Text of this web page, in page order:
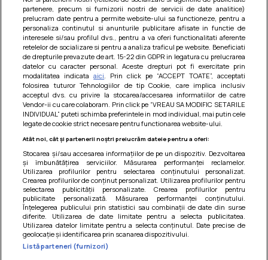
Barcute din vinete cu arpagic rosu
Un deliciu usor de preparat!
Termeni si conditii |
partenere, precum si furnizorii nostri de servicii de date analitice)
prelucram date pentru a permite website-ului sa functioneze, pentru a
personaliza continutul si anunturile publicitare afisate in functie de
interesele si/sau profilul dvs., pentru a va oferi functionalitati aferente
retelelor de socializare si pentru a analiza traficul pe website. Beneficiati
de drepturile prevazute de art. 15-22 din GDPR in legatura cu prelucrarea
datelor cu caracter personal. Aceste drepturi pot fi exercitate prin
modalitatea indicataaici . Prin click pe “ACCEPT TOATE”, acceptati
folosirea tuturor Tehnologiilor de tip Cookie, care implica inclusiv
acceptul dvs. cu privire la stocarea/accesarea informatiilor de catre
Vendor-ii cu care colaboram. Prin click pe “VREAU SA MODIFIC SETARILE
INDIVIDUAL” puteti schimba preferintele in mod individual, mai putin cele
legate de cookie strict necesare pentru functionarea website-ului.
Atât noi, cât și partenerii noștri prelucrăm datele pentru a oferi:
Stocarea și/sau accesarea informațiilor de pe un dispozitiv. Dezvoltarea
și îmbunătățirea serviciilor. Măsurarea performanței reclamelor.
Utilizarea profilurilor pentru selectarea conținutului personalizat.
Crearea profilurilor de conținut personalizat. Utilizarea profilurilor pentru
selectarea publicității personalizate. Crearea profilurilor pentru
publicitate personalizată. Măsurarea performanței conținutului.
Înțelegerea publicului prin statistici sau combinații de date din surse
diferite. Utilizarea de date limitate pentru a selecta publicitatea.
Utilizarea datelor limitate pentru a selecta conținutul. Date precise de
geolocație și identificarea prin scanarea dispozitivului.
Listă parteneri (furnizori)